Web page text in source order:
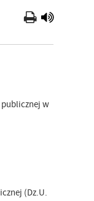
w
(Dz.U.